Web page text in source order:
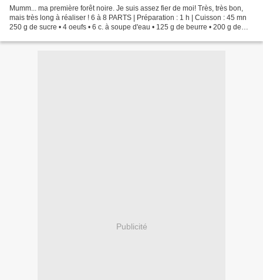
Mumm... ma première forêt noire. Je suis assez fier de moi! Très, très bon,
mais très long à réaliser ! 6 à 8 PARTS | Préparation : 1 h | Cuisson : 45 mn
250 g de sucre • 4 oeufs • 6 c. à soupe d'eau • 125 g de beurre • 200 g de
Publicité